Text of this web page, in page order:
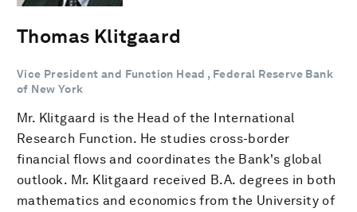
Thomas Klitgaard
Vice President and Function Head , Federal Reserve Bank
of New York
Mr. Klitgaard is the Head of the International
Research Function. He studies cross-border
financial flows and coordinates the Bank's global
outlook. Mr. Klitgaard received B.A. degrees in both
mathematics and economics from the University of